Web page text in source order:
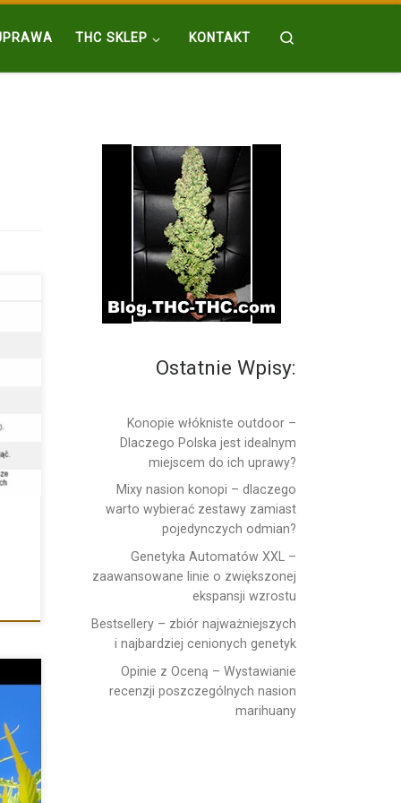
THC SKLEP KONTAKT
Ostatnie Wpisy:
Konopie włókniste outdoor –
Dlaczego Polska jest idealnym
miejscem do ich uprawy?
Mixy nasion konopi – dlaczego
warto wybierać zestawy zamiast
pojedynczych odmian?
Genetyka Automatów XXL –
zaawansowane linie o zwiększonej
ekspansji wzrostu
Bestsellery – zbiór najważniejszych
i najbardziej cenionych genetyk
Opinie z Oceną – Wystawianie
recenzji poszczególnych nasion
marihuany